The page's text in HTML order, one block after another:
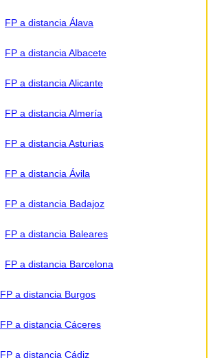
FP a distancia Álava
FP a distancia Albacete
FP a distancia Alicante
FP a distancia Almería
FP a distancia Asturias
FP a distancia Ávila
FP a distancia Badajoz
FP a distancia Baleares
FP a distancia Barcelona
FP a distancia Burgos
FP a distancia Cáceres
FP a distancia Cádiz